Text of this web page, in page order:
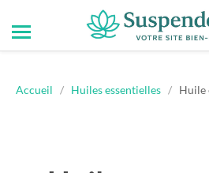
Toggle
mobile
Accueil / Huiles essentielles / Huile